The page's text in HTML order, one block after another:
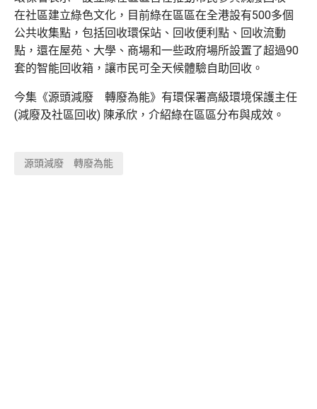
在社區建立綠色文化，目前綠在區區在全港設有500多個
公共收集點，包括回收環保站、回收便利點、回收流動
點，還在屋苑、大學、商場和一些政府場所設置了超過90
套的智能回收箱，讓市民可全天候體驗自助回收。
今集《源頭減廢 轉廢為能》有環保署高級環境保護主任
(減廢及社區回收) 陳承欣，介紹綠在區區分布與成效。
源頭減廢 轉廢為能